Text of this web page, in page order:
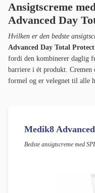
Ansigtscreme
Advanced Day
Hvilken er den bedste
Advanced Day Total
fordi den kombinerer daglig
barriere i ét produkt.
formel og er velegnet til alle
Medik8
Bedste ansigtscreme med